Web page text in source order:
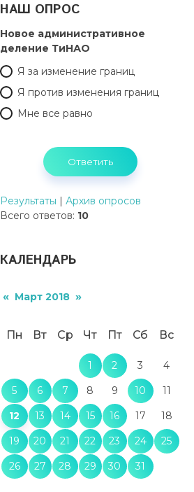
НАШ ОПРОС
Новое административное
деление ТиНАО
Я за изменение границ
Я против изменения границ
Мне все равно
Результаты |Архив опросов
Всего ответов: 10
КАЛЕНДАРЬ
« Март 2018 »
Пн Вт Ср Чт Пт Сб Вс
1 2 3
4
5
6 7 8 9 10
11
12
13 14 15 16 17
18
19
20 21 22 23 24
25
26
27 28 29 30 31